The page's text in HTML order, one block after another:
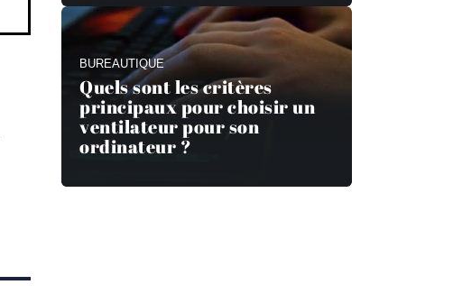
BUREAUTIQUE
Quels sont les critères
principaux pour choisir un
ventilateur pour son
ordinateur ?